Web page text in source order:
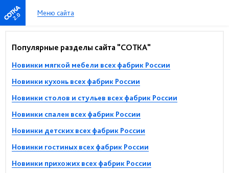
2.0 Меню сайта
Популярные разделы сайта "СОТКА"
Новинки мягкой мебели всех фабрик России
Новинки кухонь всех фабрик России
Новинки столов и стульев всех фабрик России
Новинки спален всех фабрик России
Новинки детских всех фабрик России
Новинки гостиных всех фабрик России
Новинки прихожих всех фабрик России